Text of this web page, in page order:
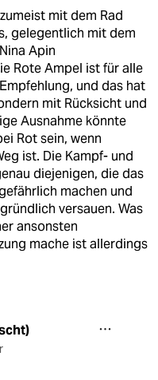
mit dem Rad
gelegentlich mit dem
Apin
Rote Ampel ist für alle
und das hat
mit Rücksicht und
Ausnahme könnte
Rot sein, wenn
ist. Die Kampf- und
diejenigen, die das
machen und
versauen. Was
ansonsten
mache ist allerdings